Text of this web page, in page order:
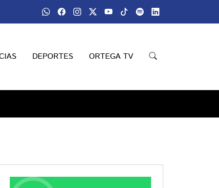
DEPORTES ORTEGA TV